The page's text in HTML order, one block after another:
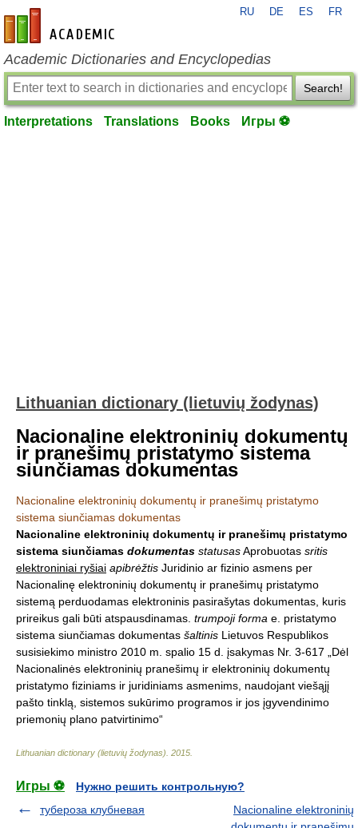
en-academic.com
RU DE ES FR
Academic Dictionaries and Encyclopedias
Search!
Interpretations Translations Books Игры ⚽
Lithuanian dictionary (lietuvių žodynas)
Nacionaline elektroninių dokumentų
ir pranešimų pristatymo sistema
siunčiamas dokumentas
Nacionaline elektroninių dokumentų ir pranešimų pristatymo
sistema siunčiamas dokumentas
Nacionaline elektroninių dokumentų ir pranešimų pristatymo
sistema siunčiamas dokumentas statusasAprobuotas sritis
elektroniniai ryšiai apibrėžtis Juridinio ar fizinio asmens per
Nacionalinę elektroninių dokumentų ir pranešimų pristatymo
sistemą perduodamas elektroninis pasirašytas dokumentas, kuris
prireikus gali būti atspausdinamas. trumpoji forma e. pristatymo
sistema siunčiamas dokumentas šaltinis Lietuvos Respublikos
susisiekimo ministro 2010 m. spalio 15 d. įsakymas Nr. 3-617 „Dėl
Nacionalinės elektroninių pranešimų ir elektroninių dokumentų
pristatymo fiziniams ir juridiniams asmenims, naudojant viešąjį
pašto tinklą, sistemos sukūrimo programos ir jos įgyvendinimo
priemonių plano patvirtinimo“
Lithuanian dictionary (lietuvių žodynas) 2015
Игры ⚽
Нужно решить контрольную?
тубероза клубневая
Nacionaline elektroninių